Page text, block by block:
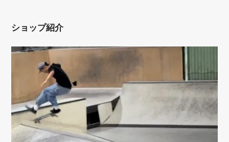
ショップ紹介